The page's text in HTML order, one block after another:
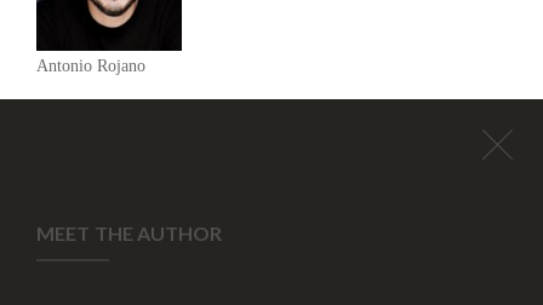
Antonio Rojano
MEET THE AUTHOR